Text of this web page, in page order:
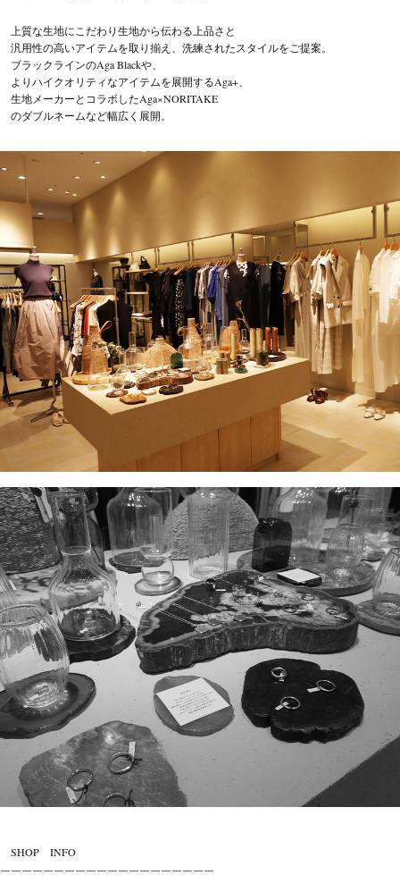
お問い合わせ
上質な生地にこだわり生地から伝わる上品さと
汎用性の高いアイテムを取り揃え、洗練されたスタイルをご提案。
ブラックラインのAga Blackや、
よりハイクオリティなアイテムを展開するAga+、
生地メーカーとコラボしたAga×NORITAKE
のダブルネームなど幅広く展開。
SHOP INFO
￣￣￣￣￣￣￣￣￣￣￣￣￣￣￣￣￣￣￣￣